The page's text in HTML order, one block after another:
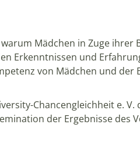
Mädchen in Zuge ihrer
Erkenntnissen und
von Mädchen und
Chancengleichheit e. V.
der Ergebnisse des